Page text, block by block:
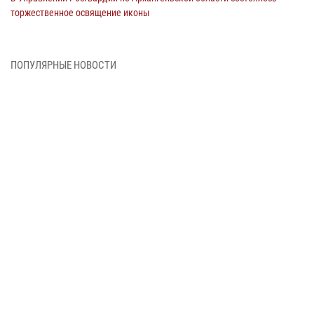
торжественное освящение иконы
Военнослужащие по призыву из Архангельской области приняли
ПОПУЛЯРНЫЕ НОВОСТИ